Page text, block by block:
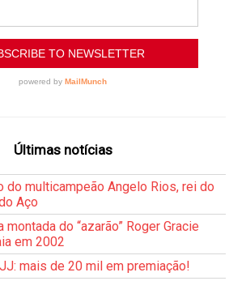
Últimas notícias
do multicampeão Angelo Rios, rei do
Aço
montada do “azarão” Roger Gracie
em 2002
mais de 20 mil em premiação!